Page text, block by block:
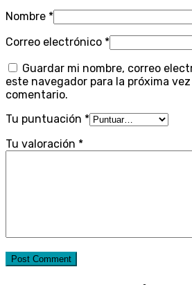
Nombre *
Correo electrónico *
Guardar mi nombre, correo
este navegador para la próxima
comentario.
Tu puntuación *
Tu valoración *
Post Comment